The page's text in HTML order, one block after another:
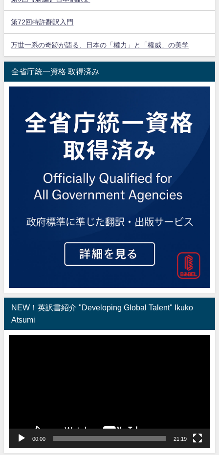
第72回特許翻訳入門
万世一系の奇跡が語る、日本の「權力」と「權威」の美学
全省庁統一資格 取得済み
NEW！英訳書紹介 "Developing Global Talent" Ikuko
Atsumi
00:00 21:19